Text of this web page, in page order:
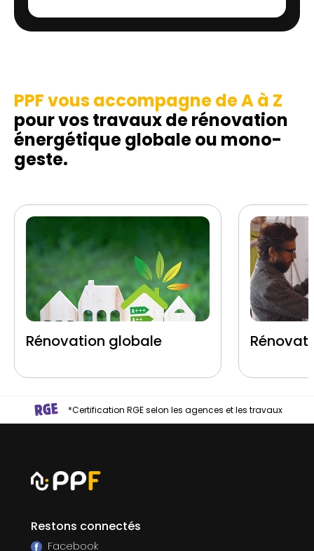
PPF vous accompagne de A à Z
pour vos travaux de rénovation
énergétique globale ou mono-
geste.
Rénovation globale
*Certification RGE selon les agences et les travaux
Restons connectés
Facebook